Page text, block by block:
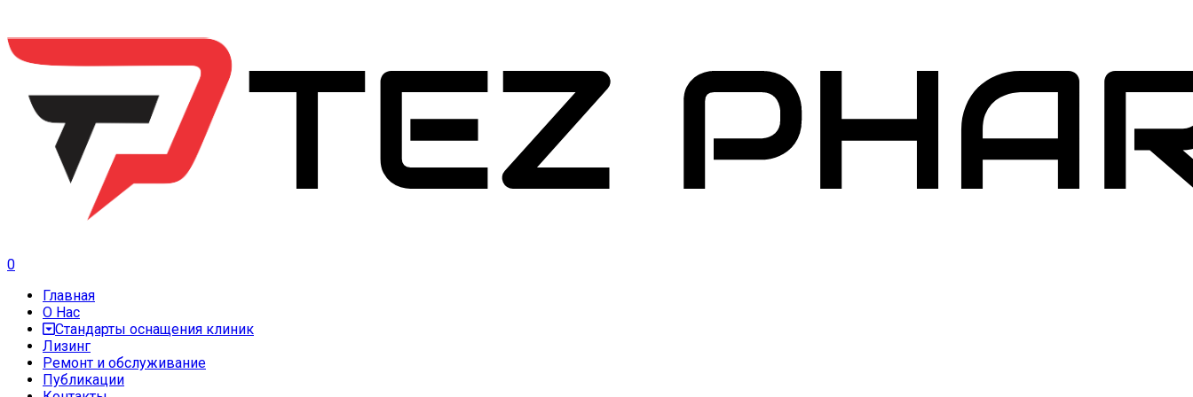
0
Главная
О Нас
Стандарты оснащения клиник
Лизинг
Ремонт и обслуживание
Публикации